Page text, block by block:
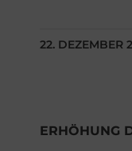
22. DEZEMBER
ERHÖHUNG